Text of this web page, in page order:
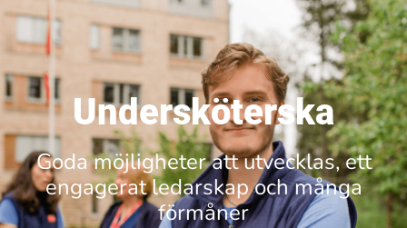
Undersköterska
Goda möjligheter att utvecklas, ett
engagerat ledarskap och många
förmåner